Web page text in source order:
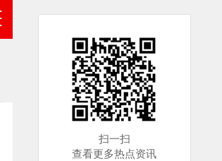
扫一扫
查看更多热点资讯